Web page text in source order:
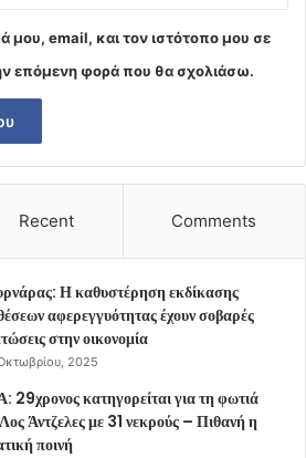
μου, email, και τον ιστότοπο μου σε
επόμενη φορά που θα σχολιάσω.
Recent Comments
Η καθυστέρηση εκδίκασης
αφερεγγυότητας έχουν σοβαρές
στην οικονομία
2025
29χρονος κατηγορείται για τη φωτιά
Άντζελες με 31 νεκρούς – Πιθανή η
ποινή